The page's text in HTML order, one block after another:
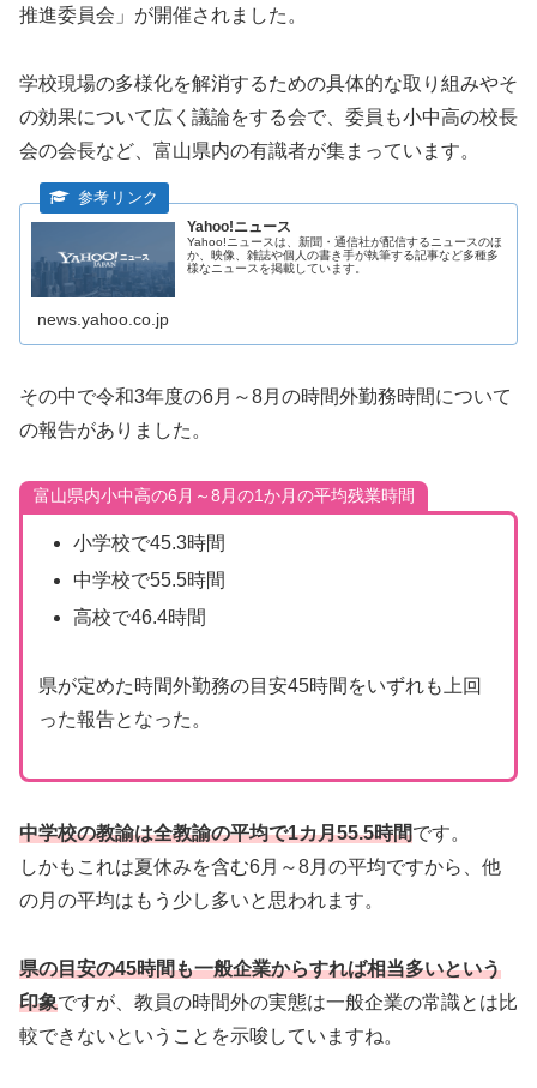
推進委員会」が開催されました。
学校現場の多様化を解消するための具体的な取り組みやそ
の効果について広く議論をする会で、委員も小中高の校長
会の会長など、富山県内の有識者が集まっています。
Yahoo!ニュース
Yahoo!ニュースは、新聞・通信社が配信するニュースのほ
か、映像、雑誌や個人の書き手が執筆する記事など多種多
様なニュースを掲載しています。
news.yahoo.co.jp
その中で令和3年度の6月～8月の時間外勤務時間について
の報告がありました。
富山県内小中高の6月～8月の1か月の平均残業時間
小学校で45.3時間
中学校で55.5時間
高校で46.4時間
県が定めた時間外勤務の目安45時間をいずれも上回
った報告となった。
中学校の教諭は全教諭の平均で1カ月55.5時間です。
しかもこれは夏休みを含む6月～8月の平均ですから、他
の月の平均はもう少し多いと思われます。
県の目安の45時間も一般企業からすれば相当多いという
印象ですが、教員の時間外の実態は一般企業の常識とは比
較できないということを示唆していますね。